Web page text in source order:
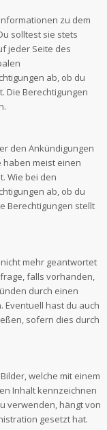
zu dem
solltest sie stets
jeder Seite des
ab, ob du
Die Berechtigungen
den Ankündigungen
haben meist einen
Wie bei den
ab, ob du
Berechtigungen stellt
mehr geantwortet
falls vorhanden,
durch einen
hast du auch
sofern dies durch
welche mit einem
Inhalt kennzeichnen
verwenden, hängt von
gesetzt hat.